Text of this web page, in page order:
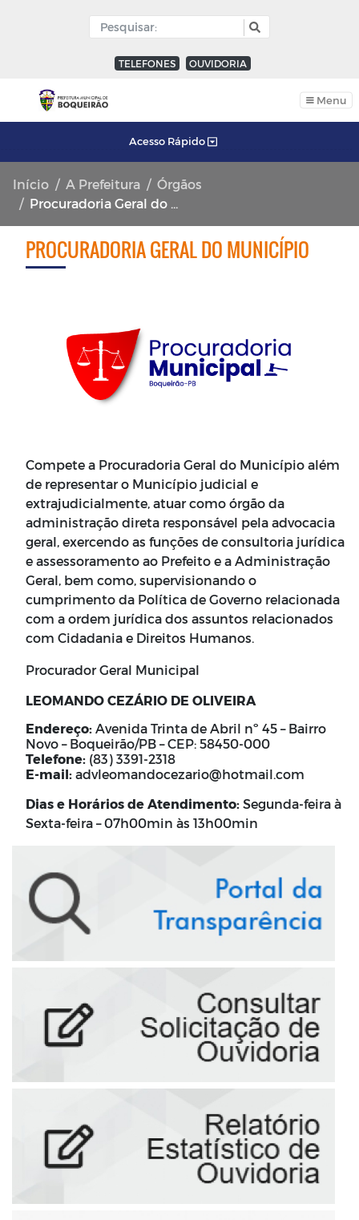
TELEFONES OUVIDORIA
Menu
Acesso Rápido
Início A Prefeitura
Órgãos
Procuradoria Geral do Município
PROCURADORIA GERAL DO MUNICÍPIO
Compete a Procuradoria Geral do Município além
de representar o Município judicial e
extrajudicialmente, atuar como órgão da
administração direta responsável pela advocacia
geral, exercendo as funções de consultoria jurídica
e assessoramento ao Prefeito e a Administração
Geral, bem como, supervisionando o
cumprimento da Política de Governo relacionada
com a ordem jurídica dos assuntos relacionados
com Cidadania e Direitos Humanos.
Procurador Geral Municipal
LEOMANDO CEZÁRIO DE OLIVEIRA
Endereço: Avenida Trinta de Abril nº 45 – Bairro
Novo – Boqueirão/PB – CEP: 58450-000
Telefone: (83) 3391-2318
E-mail: advleomandocezario@hotmail.com
Dias e Horários de Atendimento: Segunda-feira à
Sexta-feira – 07h00min às 13h00min